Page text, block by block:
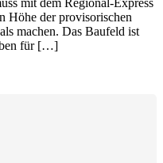
mit dem Regional-Express
Höhe der provisorischen
machen. Das Baufeld ist
für […]